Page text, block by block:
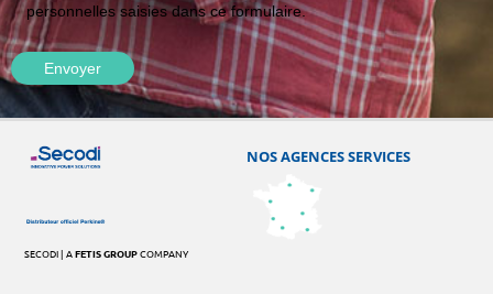
personnelles saisies dans ce formulaire.
SECODI | AFETIS GROUPCOMPANY
NOS AGENCES SERVICES